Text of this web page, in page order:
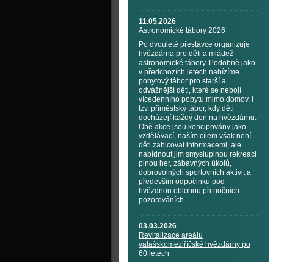
11.05.2026
Astronomické tábory 2026
Po dvouleté přestávce organizuje
hvězdárna pro děti a mládež
astronomické tábory. Podobně jako
v předchozích letech nabízíme
pobytový tábor pro starší a
odvážnější děti, které se nebojí
vícedenního pobytu mimo domov, i
tzv. příměstský tábor, kdy děti
docházejí každý den na hvězdárnu.
Obě akce jsou koncipovány jako
vzdělávací, naším cílem však není
děti zahlcovat informacemi, ale
nabídnout jim smysluplnou rekreaci
plnou her, zábavných úkolů,
dobrovolných sportovních aktivit a
především odpočinku pod
hvězdnou oblohou při nočních
pozorováních.
03.03.2026
Revitalizace areálu
valašskomeziříčské hvězdárny po
60 letech